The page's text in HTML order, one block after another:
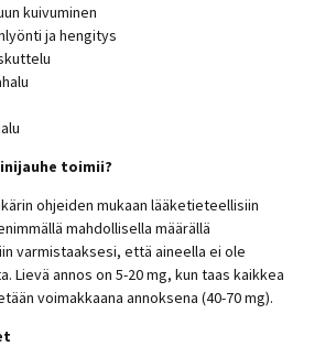
kuivuminen
ja hengitys
toimii?
ohjeiden mukaan lääketieteellisiin
mahdollisella määrällä
varmistaaksesi, että aineella ei ole
Lievä annos on 5-20 mg, kun taas kaikkea
voimakkaana annoksena (40-70 mg).